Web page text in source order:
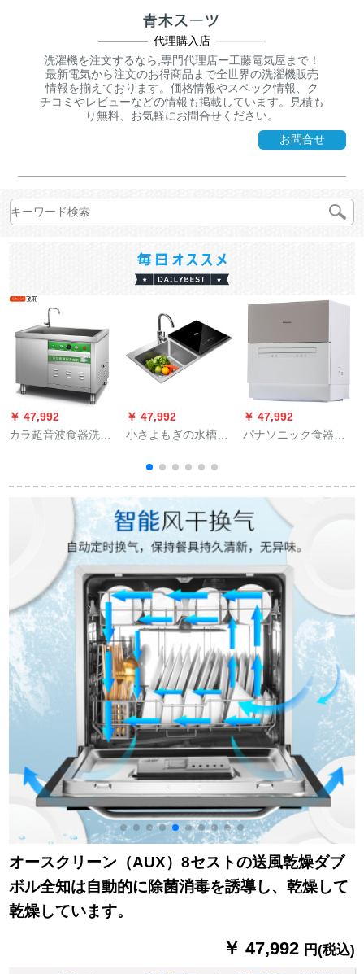
代理購入店
洗濯機を注文するなら,専門代理店ー工藤電気屋まで！
最新電気から注文のお得商品まで全世界の洗濯機販売
情報を揃えております。価格情報やスペック情報、ク
チコミやレビューなどの情報も掲載しています。見積も
り無料、お気軽にお問合せください。
お問合せ
￥ 47,992
カラ超音波食器洗い
洗い器と肉洗い機0.8
メトルの標準装備
(800*750*800 mm)
￥ 47,992
小さよもぎの水槽の
の组み込み式の大容
量は、べて自动的に
乾燥して除菌器の超
音波を洗って、果物
と野菜のシルバを洗
￥ 47,992
パナソニック食器洗
ダブボラを加熱しま
オースクリーン（AUX）8セストの送風乾燥ダブ
ボル全知は自動的に除菌消毒を誘導し、乾燥して
乾燥しています。
￥ 47,992 円(税込)